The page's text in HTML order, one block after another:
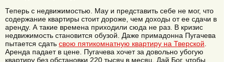
Теперь с недвижимостью. Мау и представить себе не мог, что
содержание квартиры стоит дороже, чем доходы от ее сдачи в
аренду. А такие времена приходили сюда не раз. В кризис
недвижимость становится обузой. Даже примадонна Пугачева
пытается сдать свою пятикомнатную квартиру на Тверской.
Аренда падает в цене. Пугачева хочет за довольно убогую
квартиру без обстановки 220 тысяч в месяц. Дай Бог, чтобы